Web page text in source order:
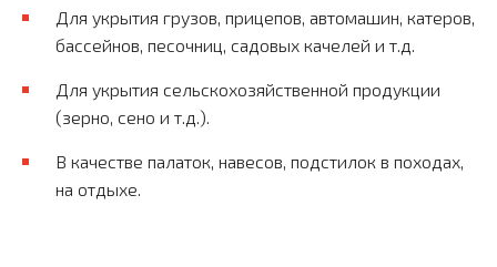
Для укрытия грузов, прицепов, автомашин, катеров,
бассейнов, песочниц, садовых качелей и т.д.
Для укрытия сельскохозяйственной продукции
(зерно, сено и т.д.).
В качестве палаток, навесов, подстилок в походах,
на отдыхе.